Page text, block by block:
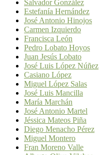
Salvador González
Estefanía Hernández
José Antonio Hinojos
Carmen Izquierdo
Francisca León
Pedro Lobato Hoyos
Juan Jesús Lobato
José Luis López Núñez
Casiano López
Miguel López Salas
José Luis Mancilla
María Marchán
José Antonio Martel
Jéssica Mateos Piña
Diego Menacho Pérez
Miguel Montero
Fran Moreno Valle